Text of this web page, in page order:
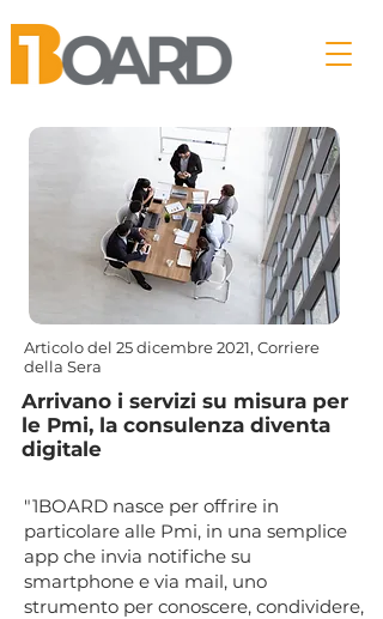
Articolo del 25 dicembre 2021, Corriere
della Sera
Arrivano i servizi su misura per
le Pmi, la consulenza diventa
digitale
"1BOARD nasce per offrire in
particolare alle Pmi, in una semplice
app che invia notifiche su
smartphone e via mail, uno
strumento per conoscere, condividere,